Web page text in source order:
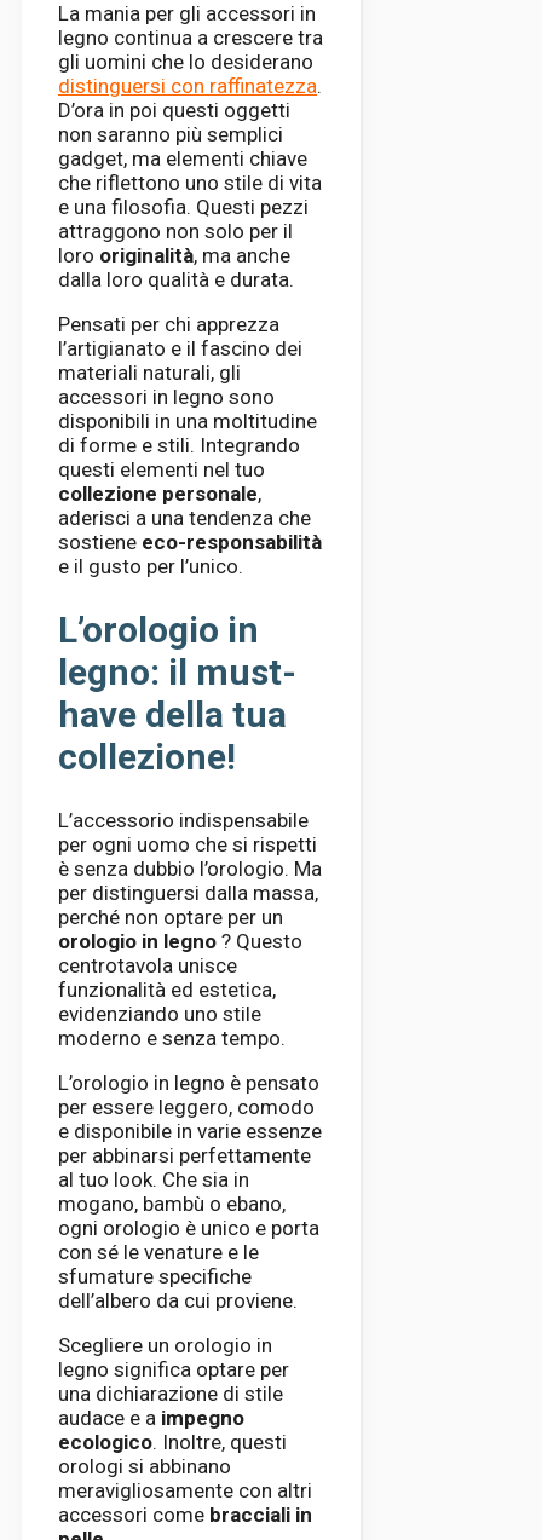
La mania per gli accessori in
legno continua a crescere tra
gli uomini che lo desiderano
distinguersi con raffinatezza.
D’ora in poi questi oggetti
non saranno più semplici
gadget, ma elementi chiave
che riflettono uno stile di vita
e una filosofia. Questi pezzi
attraggono non solo per il
loro originalità, ma anche
dalla loro qualità e durata.
Pensati per chi apprezza
l’artigianato e il fascino dei
materiali naturali, gli
accessori in legno sono
disponibili in una moltitudine
di forme e stili. Integrando
questi elementi nel tuo
collezione personale,
aderisci a una tendenza che
sostiene eco-responsabilità
e il gusto per l’unico.
L’orologio in
legno: il must-
have della tua
collezione!
L’accessorio indispensabile
per ogni uomo che si rispetti
è senza dubbio l’orologio. Ma
per distinguersi dalla massa,
perché non optare per un
orologio in legno ? Questo
centrotavola unisce
funzionalità ed estetica,
evidenziando uno stile
moderno e senza tempo.
L’orologio in legno è pensato
per essere leggero, comodo
e disponibile in varie essenze
per abbinarsi perfettamente
al tuo look. Che sia in
mogano, bambù o ebano,
ogni orologio è unico e porta
con sé le venature e le
sfumature specifiche
dell’albero da cui proviene.
Scegliere un orologio in
legno significa optare per
una dichiarazione di stile
audace e a impegno
ecologico. Inoltre, questi
orologi si abbinano
meravigliosamente con altri
accessori come bracciali in